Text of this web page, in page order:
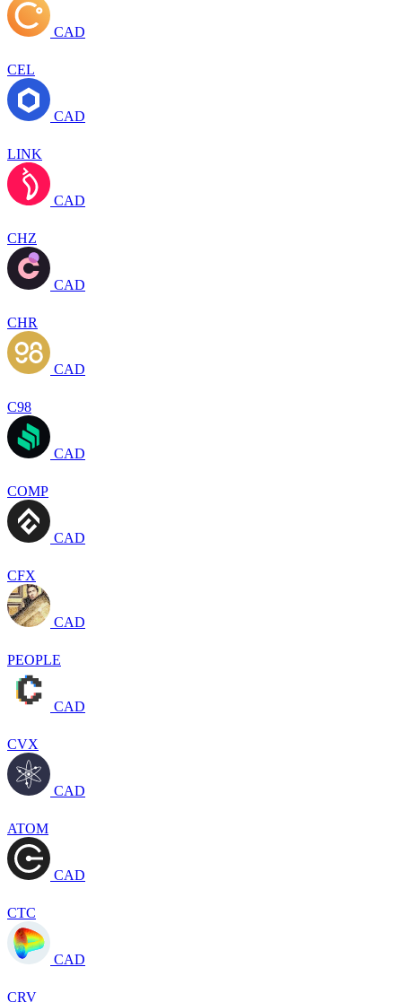
CAD
CEL
CAD
LINK
CAD
CHZ
CAD
CHR
CAD
C98
CAD
COMP
CAD
CFX
CAD
PEOPLE
CAD
CVX
CAD
ATOM
CAD
CTC
CAD
CRV